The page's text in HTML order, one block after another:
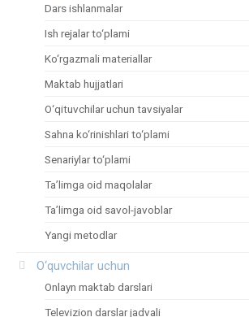
Dars ishlanmalar
Ish rejalar to‘plami
Ko‘rgazmali materiallar
Maktab hujjatlari
O‘qituvchilar uchun tavsiyalar
Sahna ko‘rinishlari to‘plami
Senariylar to‘plami
Ta’limga oid maqolalar
Ta’limga oid savol-javoblar
Yangi metodlar
O‘quvchilar uchun
Onlayn maktab darslari
Televizion darslar jadvali